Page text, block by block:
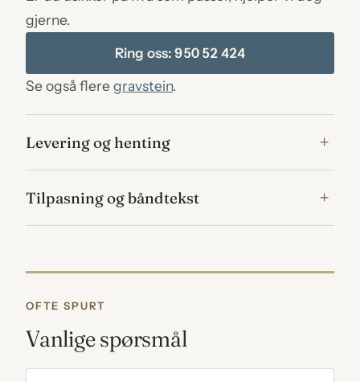
gjerne.
Ring oss: 950 52 424
Se også fleregravstein.
Levering og henting
Tilpasning og båndtekst
OFTE SPURT
Vanlige spørsmål